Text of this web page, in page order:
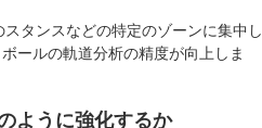
タンスなどの特定のゾーンに集中し
ールの軌道分析の精度が向上しま
ように強化するか